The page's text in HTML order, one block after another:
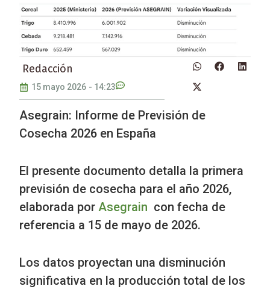
Redacción
15 mayo 2026 - 14:23
Asegrain: Informe de Previsión de
Cosecha 2026 en España
El presente documento detalla la primera
previsión de cosecha para el año 2026,
elaborada por Asegrain con fecha de
referencia a 15 de mayo de 2026.
Los datos proyectan una disminución
significativa en la producción total de los